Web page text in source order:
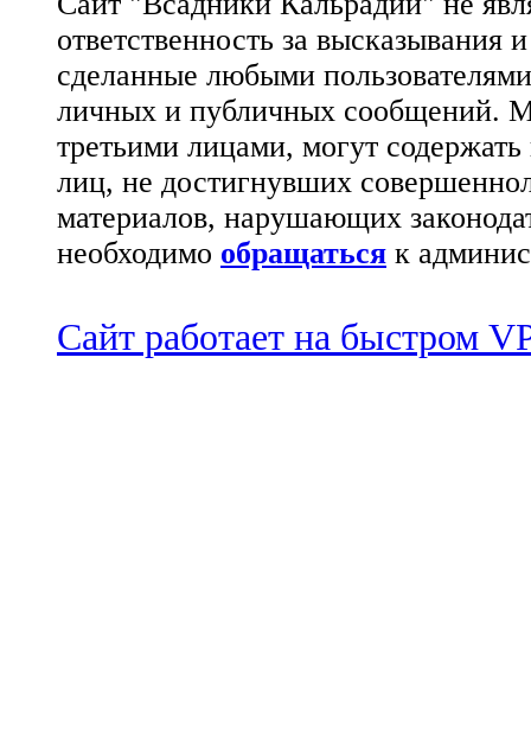
ответственность за
сделанные любыми
личных и публичных сообщений.
третьими лицами, могут
лиц, не достигнувших
материалов, нарушающих
необходимо обращаться к
Сайт работает на быстром